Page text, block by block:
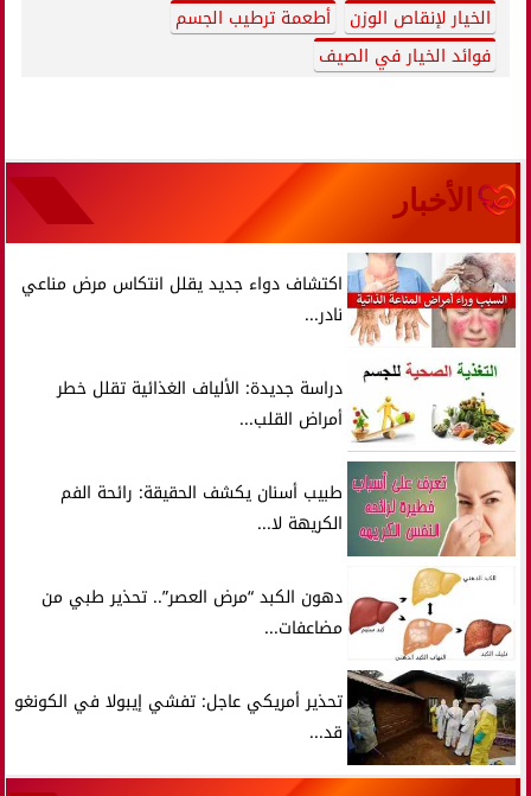
الخيار لإنقاص الوزن
أطعمة ترطيب الجسم
فوائد الخيار في الصيف
الأخبار
اكتشاف دواء جديد يقلل انتكاس مرض مناعي
نادر...
دراسة جديدة: الألياف الغذائية تقلل خطر
أمراض القلب...
طبيب أسنان يكشف الحقيقة: رائحة الفم
الكريهة لا...
دهون الكبد “مرض العصر”.. تحذير طبي من
مضاعفات...
تحذير أمريكي عاجل: تفشي إيبولا في الكونغو
قد...